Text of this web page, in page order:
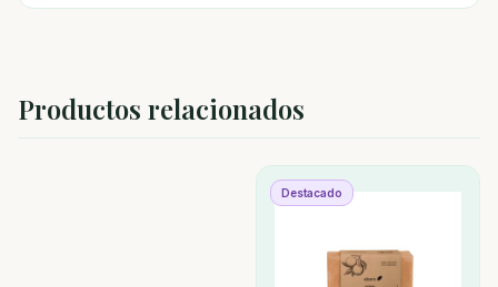
Productos relacionados
Destacado